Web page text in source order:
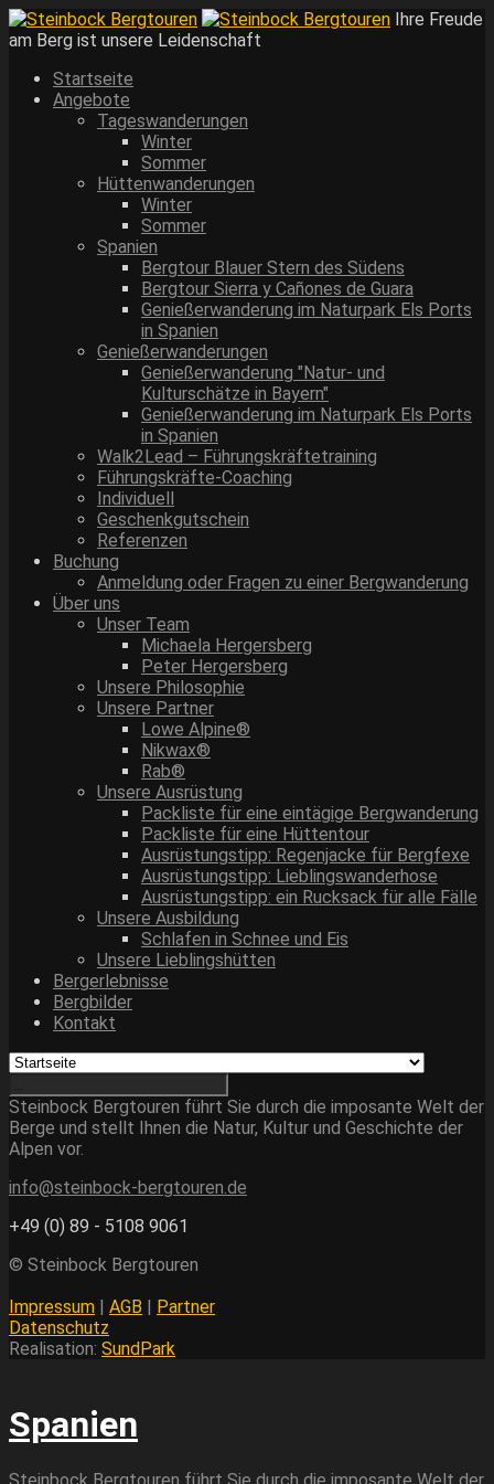
Ihre Freude
am Berg ist unsere Leidenschaft
Startseite
Angebote
Tageswanderungen
Winter
Sommer
Hüttenwanderungen
Winter
Sommer
Spanien
Bergtour Blauer Stern des Südens
Bergtour Sierra y Cañones de Guara
Genießerwanderung im Naturpark Els Ports
in Spanien
Genießerwanderungen
Genießerwanderung "Natur- und
Kulturschätze in Bayern"
Genießerwanderung im Naturpark Els Ports
in Spanien
Walk2Lead – Führungskräftetraining
Führungskräfte-Coaching
Individuell
Geschenkgutschein
Referenzen
Buchung
Anmeldung oder Fragen zu einer Bergwanderung
Über uns
Unser Team
Michaela Hergersberg
Peter Hergersberg
Unsere Philosophie
Unsere Partner
Lowe Alpine®
Nikwax®
Rab®
Unsere Ausrüstung
Packliste für eine eintägige Bergwanderung
Packliste für eine Hüttentour
Ausrüstungstipp: Regenjacke für Bergfexe
Ausrüstungstipp: Lieblingswanderhose
Ausrüstungstipp: ein Rucksack für alle Fälle
Unsere Ausbildung
Schlafen in Schnee und Eis
Unsere Lieblingshütten
Bergerlebnisse
Bergbilder
Kontakt
Steinbock Bergtouren führt Sie durch die imposante Welt der
Berge und stellt Ihnen die Natur, Kultur und Geschichte der
Alpen vor.
info@steinbock-bergtouren.de
+49 (0) 89 - 5108 9061
© Steinbock Bergtouren
Impressum | AGB | Partner
Datenschutz
Realisation: SundPark
Spanien